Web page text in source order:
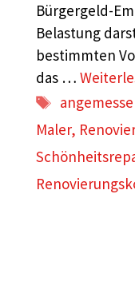
Bürgergeld-
Belastung
bestimmten
das …
Maler,